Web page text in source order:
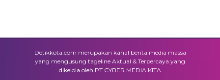
Detikkota.com merupakan kanal berita media massa
yang mengusung tageline Aktual & Terpercaya yang
dikelola oleh PT CYBER MEDIA KITA